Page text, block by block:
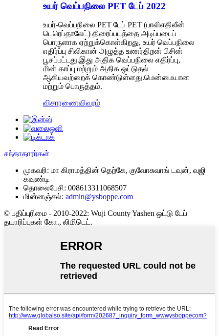
உயர் வெப்பநிலை PET டேப் 2022
உயர்-வெப்பநிலை PET டேப் PET (பாலிஎதிலீன்
டெரெப்தாலேட்) திரைப்படத்தை அடிப்படைப்
பொருளாக ஏற்றுக்கொள்கிறது, உயர் வெப்பநிலை
எதிர்ப்பு சிலிகான் அழுத்த உணர்திறன் பிசின்
பூசப்பட்டது.இது அதிக வெப்பநிலை எதிர்ப்பு,
மின் காப்பு மற்றும் அதிக ஒட்டுதல்
ஆகியவற்றைக் கொண்டுள்ளது.மென்மையான
மற்றும் பொருத்தம்.
விசாரணைவிவரம்
சந்தாதாரர்கள்
முகவரி: மா கிராமத்தின் தெற்கே, குவோசுவாங் டவுன், வுஜி
கவுண்டி
தொலைபேசி: 008613311068507
மின்னஞ்சல்: admin@ysboppe.com
© பதிப்புரிமை - 2010-2022: Wuji County Yashen ஒட்டு டேப்
தயாரிப்புகள் கோ., லிமிடெட்.